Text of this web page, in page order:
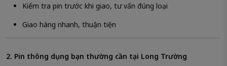
Kiểm tra pin trước khi giao, tư vấn đúng loại
Giao hàng nhanh, thuận tiện
2. Pin thông dụng bạn thường cần tại Long Trường